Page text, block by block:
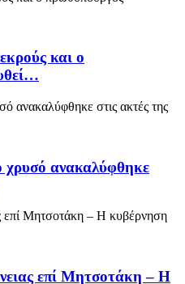
και ο
χρυσό ανακαλύφθηκε
επί Μητσοτάκη – Η